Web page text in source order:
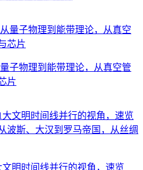
子物理到能带理论，从真空管
片
明时间线并行的视角，速览